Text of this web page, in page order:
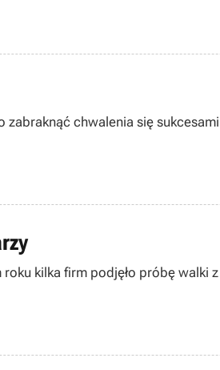
zabraknąć chwalenia się
kilka firm podjęło próbę walki